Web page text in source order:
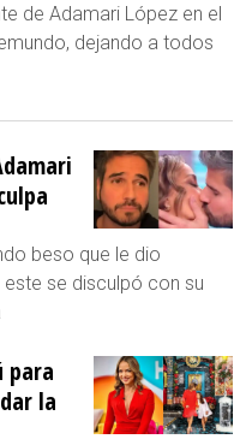
de Adamari López en el
dejando a todos
beso que le dio
este se disculpó con su
para
la